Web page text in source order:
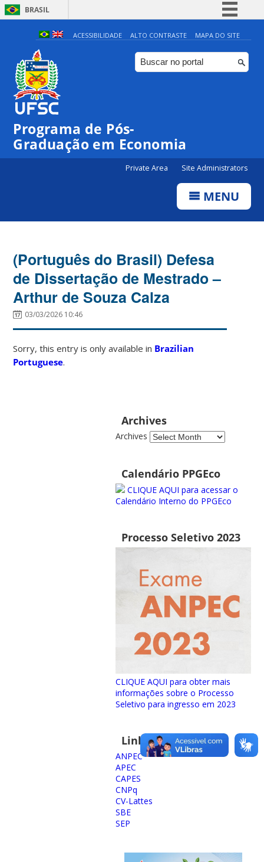
BRASIL
Simplifique!
Comunica BR
Participe
ACESSIBILIDADE ALTO CONTRASTE MAPA DO SITE
Programa de Pós-
Graduação em Economia
Private Area Site Administrators
MENU
(Português do Brasil) Defesa
de Dissertação de Mestrado –
Arthur de Souza Calza
03/03/2026 10:46
Sorry, this entry is only available in Brazilian
Portuguese.
Archives
Archives
Calendário PPGEco
CLIQUE AQUI para acessar o
Calendário Interno do PPGEco
Processo Seletivo 2023
CLIQUE AQUI para obter mais
informações sobre o Processo
Seletivo para ingresso em 2023
Links importantes
ANPEC
APEC
CAPES
CNPq
CV-Lattes
SBE
SEP